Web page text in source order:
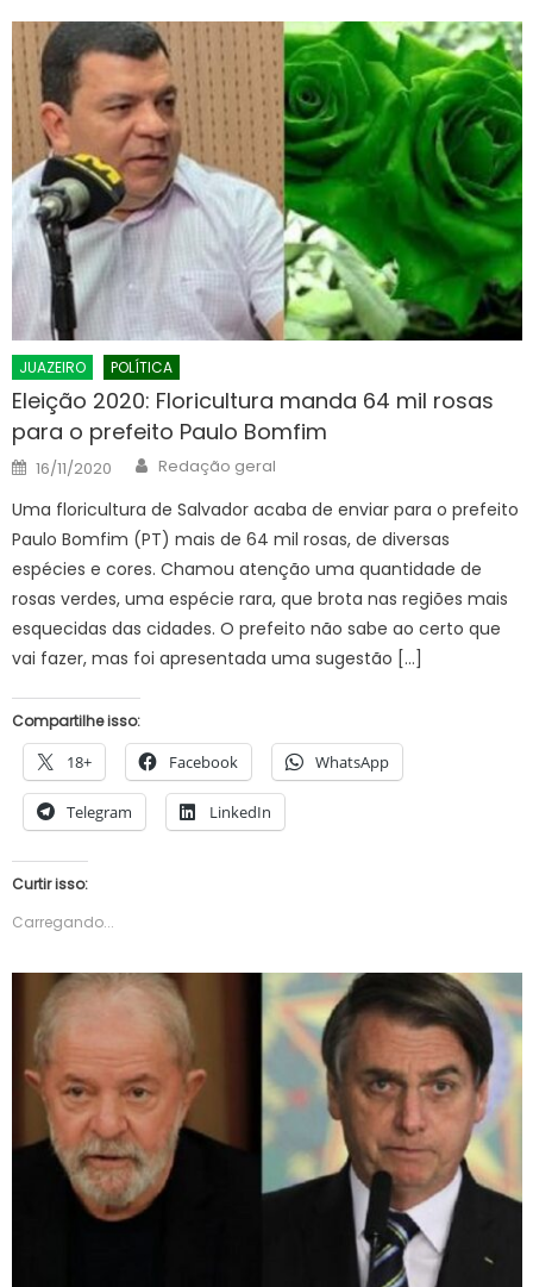
JUAZEIRO POLÍTICA
Eleição 2020: Floricultura manda 64 mil rosas
para o prefeito Paulo Bomfim
Posted
on
16/11/2020 Author
Redação geral
Uma floricultura de Salvador acaba de enviar para o prefeito
Paulo Bomfim (PT) mais de 64 mil rosas, de diversas
espécies e cores. Chamou atenção uma quantidade de
rosas verdes, uma espécie rara, que brota nas regiões mais
esquecidas das cidades. O prefeito não sabe ao certo que
vai fazer, mas foi apresentada uma sugestão […]
Compartilhe isso:
18+ Facebook WhatsApp
Telegram LinkedIn
Curtir isso:
Carregando...